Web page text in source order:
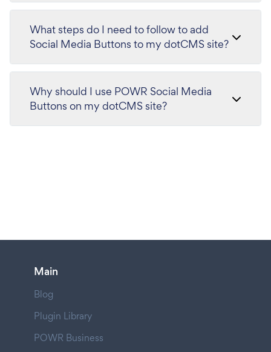
What steps do I need to follow to add
Social Media Buttons to my dotCMS site?
Why should I use POWR Social Media
Buttons on my dotCMS site?
Main
Blog
Plugin Library
POWR Business